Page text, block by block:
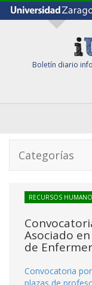
Boletín diario
Categorías
RECURSOS
Asociado
de
Convocatoria